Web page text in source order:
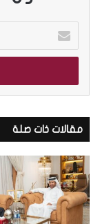
خ
ب
ي
د
ك
ا
ل
إ
ل
مقالات ذات صلة